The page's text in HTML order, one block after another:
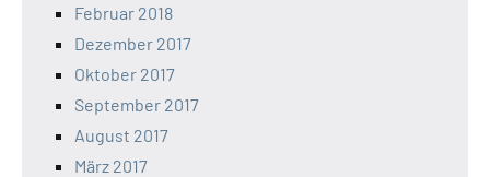
Februar 2018
Dezember 2017
Oktober 2017
September 2017
August 2017
März 2017